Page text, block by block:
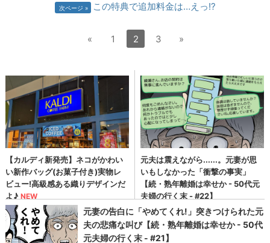
次ページ この特典で追加料金は…えっ!?
« 1 2 3 »